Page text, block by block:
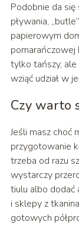
Podobnie da się
pływania,
papierowym
pomarańczowej
tylko tańszy,
wziąć udział w
Czy warto
Jeśli masz choć
przygotowanie
trzeba od razu
wystarczy
tiulu albo dodać
i sklepy z
gotowych